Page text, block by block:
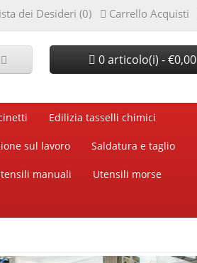
dei Desideri (0) Carrello Acquisti
0 articolo(i) - €0,00
Edilizia tasselli chimici
sul lavoro Saldatura e taglio
manuali Utensili morse